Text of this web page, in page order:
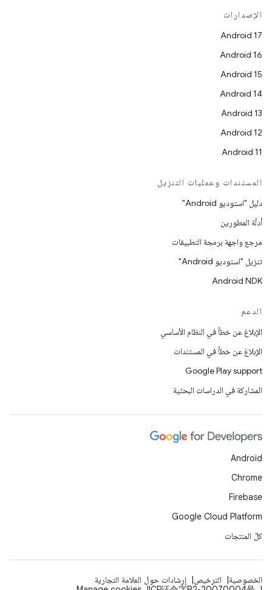
الإصدارات
Android 17
Android 16
Android 15
Android 14
Android 13
Android 12
Android 11
المستندات وعمليات التنزيل
دليل "استوديو Android"
أدلّة المطورين
مرجع واجهة برمجة التطبيقات
تنزيل "استوديو Android"
Android NDK
الدعم
الإبلاغ عن خطأ في النظام الأساسي
الإبلاغ عن خطأ في المستندات
Google Play support
المشاركة في الدراسات البحثية
Android
Chrome
Firebase
Google Cloud Platform
كلّ المنتجات
الخصوصية الترخيص
إرشادات حول العلامة التجارية